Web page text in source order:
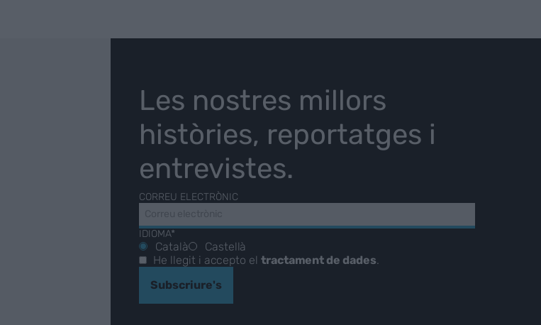
Les nostres millors
històries, reportatges i
entrevistes.
CORREU ELECTRÒNIC
IDIOMA*
Català
Castellà
He llegit i accepto el tractament de dades.
Subscriure's